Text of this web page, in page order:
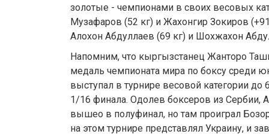
золотые - чемпионами в своих весовых
Музафаров (52 кг) и Жахонгир Зокиров
Алохон Абдуллаев (69 кг) и Шохжахон
Напомним, что кыргызстанец Жанторо
медаль чемпионата мира по боксу среди
выступал в турнире весовой категории до
1/16 финала. Одолев боксеров из Сербии,
вышео в полуфинал, но там проиграл
на этом турнире представлял Украину, и